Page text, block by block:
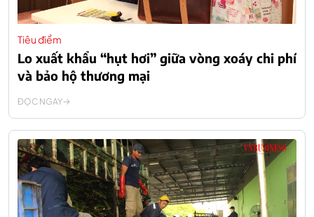
Tiêu điểm
Lo xuất khẩu “hụt hơi” giữa vòng xoáy chi phí
và bảo hộ thương mại
ĐỌC NGAY